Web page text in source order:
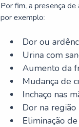
Por fim, a presença
por exemplo:
Dor ou
Urina com
Aumento da
Mudança de
Inchaço nas
Dor na
Eliminação